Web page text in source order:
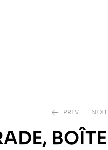
PREV NEXT
BOÎTE